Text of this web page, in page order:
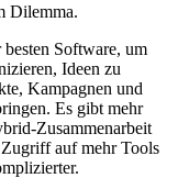
Dilemma.
besten Software, um
Ideen zu
Kampagnen und
Es gibt mehr
Zusammenarbeit
auf mehr Tools